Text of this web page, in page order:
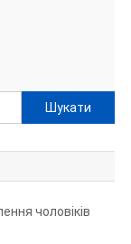
Пошук:
чоловіків